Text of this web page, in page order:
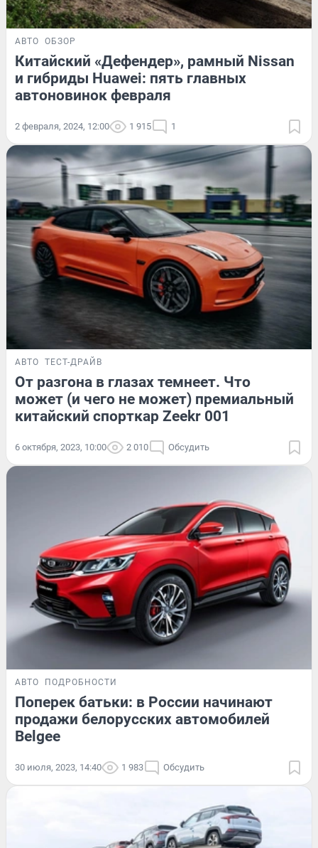
АВТО ОБЗОР
Китайский «Дефендер», рамный Nissan
и гибриды Huawei: пять главных
автоновинок февраля
2 февраля, 2024, 12:00 1 915 1
АВТО ТЕСТ-ДРАЙВ
От разгона в глазах темнеет. Что
может (и чего не может) премиальный
китайский спорткар Zeekr 001
6 октября, 2023, 10:00 2 010 Обсудить
АВТО ПОДРОБНОСТИ
Поперек батьки: в России начинают
продажи белорусских автомобилей
Belgee
30 июля, 2023, 14:40 1 983 Обсудить